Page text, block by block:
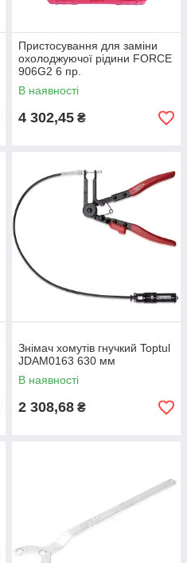
Пристосування для заміни
охолоджуючої рідини FORCE
906G2 6 пр.
В наявності
4 302,45 ₴
Знімач хомутів гнучкий Toptul
JDAM0163 630 мм
В наявності
2 308,68 ₴